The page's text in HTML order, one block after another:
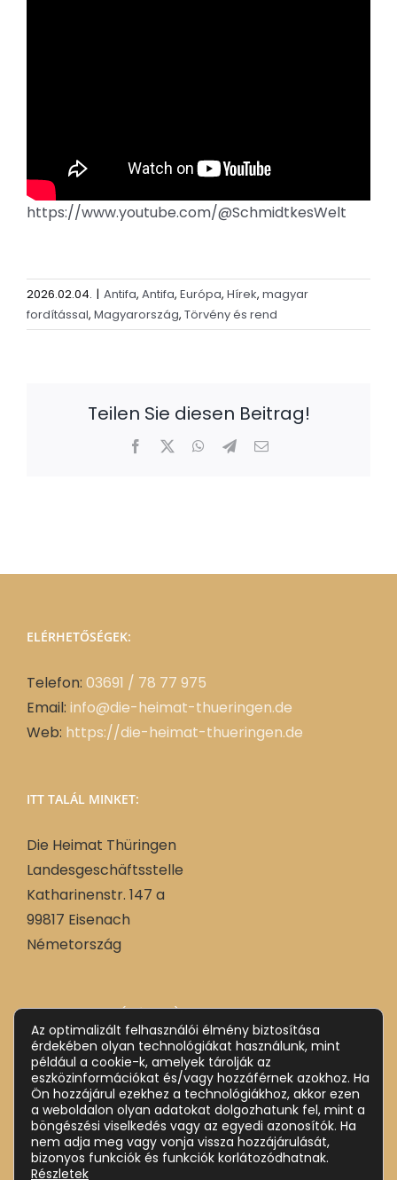
https://www.youtube.com/@SchmidtkesWelt
2026.02.04. | Antifa, Antifa, Európa, Hírek, magyar
fordítással, Magyarország, Törvény és rend
Teilen Sie diesen Beitrag!
Facebook WhatsApp
TelegramEmail:
ELÉRHETŐSÉGEK:
Telefon: 03691 / 78 77 975
Email: info@die-heimat-thueringen.de
Web: https://die-heimat-thueringen.de
ITT TALÁL MINKET:
Die Heimat Thüringen
Landesgeschäftsstelle
Katharinenstr. 147 a
99817 Eisenach
Németország
Deutsch(Német)
Magyar
Az optimalizált felhasználói élmény biztosítása
érdekében olyan technológiákat használunk, mint
például a cookie-k, amelyek tárolják az
eszközinformációkat és/vagy hozzáférnek azokhoz. Ha
Ön hozzájárul ezekhez a technológiákhoz, akkor ezen
a weboldalon olyan adatokat dolgozhatunk fel, mint a
böngészési viselkedés vagy az egyedi azonosítók. Ha
nem adja meg vagy vonja vissza hozzájárulását,
bizonyos funkciók és funkciók korlátozódhatnak.
Részletek